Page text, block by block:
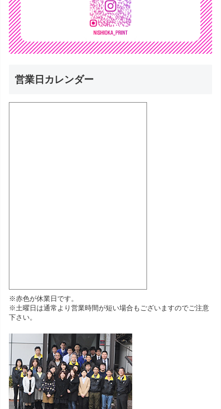
営業日カレンダー
※赤色が休業日です。
※土曜日は通常より営業時間が短い場合もございますのでご注意
下さい。